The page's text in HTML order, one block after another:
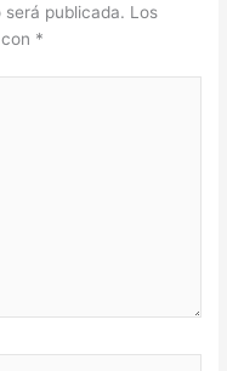
publicada. Los
*